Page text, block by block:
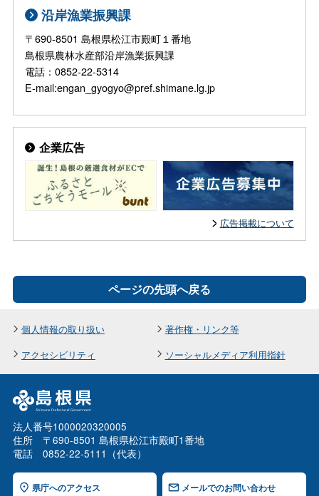
沿岸漁業振興課
〒690-8501 島根県松江市殿町１番地
島根県農林水産部沿岸漁業振興課
電話：0852-22-5314
E-mail:engan_gyogyo@pref.shimane.lg.jp
企業広告
広告掲載について
ページの先頭へ戻る
個人情報の取り扱い
著作権・リンク等
アクセシビリティ
ソーシャルメディア利用指針
法人番号1000020320005
住所 〒690-8501 島根県松江市殿町1番地
電話 0852-22-5111（代表）
県庁へのアクセス メールでのお問い合わせ